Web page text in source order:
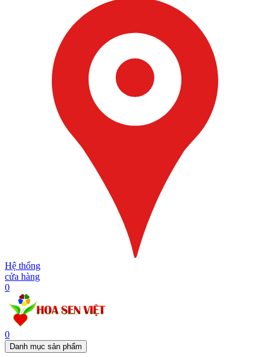
Hệ thống
cửa hàng
0
0
Danh mục sản phẩm